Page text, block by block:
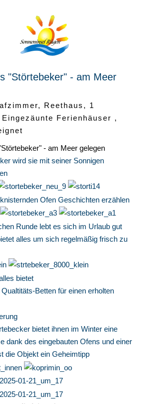
"Störtebeker" - am Meer
Reethaus, 1
Ferienhäuser ,